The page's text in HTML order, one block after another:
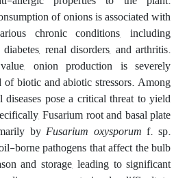
of onions is associated with
chronic conditions, including
renal disorders, and arthritis.
onion production is severely
biotic and abiotic stressors. Among
pose a critical threat to yield
Fusarium root and basal plate
byFusarium oxysporum f. sp.
borne pathogens that affect the bulb
and storage, leading to significant